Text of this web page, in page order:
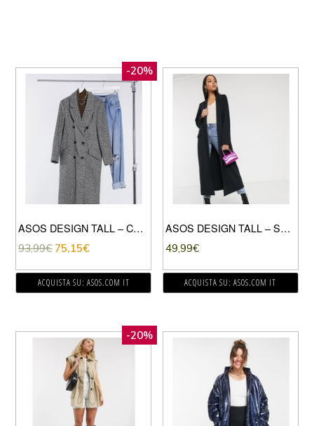
-20%
ASOS DESIGN TALL – CAPPOTTO CON SPALLE RINFORZATE E MOTIVO A SPINA DI PESCE MONOCROMATICO-MULTICOLORE
93,99€ 75,15€
ACQUISTA SU: ASOS.COM IT
ASOS DESIGN TALL – SPOLVERINO MORBIDO NERO
49,99€
ACQUISTA SU: ASOS.COM IT
-20%